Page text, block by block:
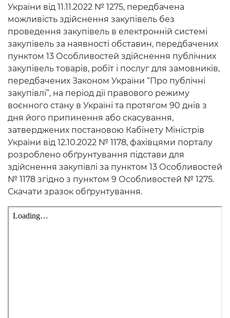
України від 11.11.2022 № 1275, передбачена
можливість здійснення закупівель без
проведення закупівель в електронній системі
закупівель за наявності обставин, передбачених
пунктом 13 Особливостей здійснення публічних
закупівель товарів, робіт і послуг для замовників,
передбачених Законом України “Про публічні
закупівлі”, на період дії правового режиму
воєнного стану в Україні та протягом 90 днів з
дня його припинення або скасування,
затверджених постановою Кабінету Міністрів
України від 12.10.2022 № 1178, фахівцями порталу
розроблено обґрунтування підстави для
здійснення закупівлі за пунктом 13 Особливостей
№ 1178 згідно з пунктом 9 Особливостей № 1275.
Скачати зразок обґрунтування.